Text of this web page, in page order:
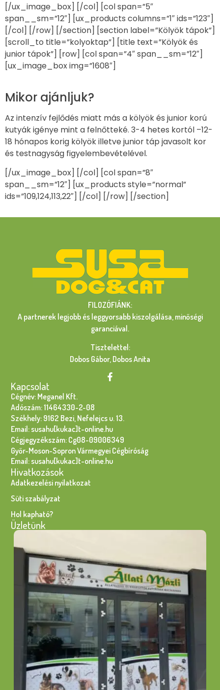
[/ux_image_box] [/col] [col span=”5″
span__sm=”12″] [ux_products columns=”1″ ids=”123″]
[/col] [/row] [/section] [section label=”Kölyök tápok”]
[scroll_to title=”kolyoktap”] [title text=”Kölyök és
junior tápok”] [row] [col span=”4″ span__sm=”12″]
[ux_image_box img=”1608″]
Mikor ajánljuk?
Az intenzív fejlődés miatt más a kölyök és junior korú
kutyák igénye mint a felnőtteké. 3-4 hetes kortól –12-
18 hónapos korig kölyök illetve junior táp javasolt kor
és testnagyság figyelembevételével.
[/ux_image_box] [/col] [col span=”8″
span__sm=”12″] [ux_products style=”normal”
ids=”109,124,113,22″] [/col] [/row] [/section]
FILOZÓFIÁNK:
A partnerek legjobb és leggyorsabb kiszolgálása, minőségi
garanciával.
Tisztelettel:
Dobos Gábor, Dobos Anita
Kapcsolat
Cégnév: Meganel Kft.
Adószám: 11464330-2-08
Székhely: 9162 Bezi, Nefelejcs u. 13.
Email: susahu[kukac]t-online.hu
Cégjegyzékszám: Cg08-09006349
Győr-Moson-Sopron Vármegyei Cégbíróság
Email: susahu[kukac]t-online.hu
Hivatkozások
Adatkezelési nyilatkozat
Süti szabályzat
Hol kapható?
Üzletünk